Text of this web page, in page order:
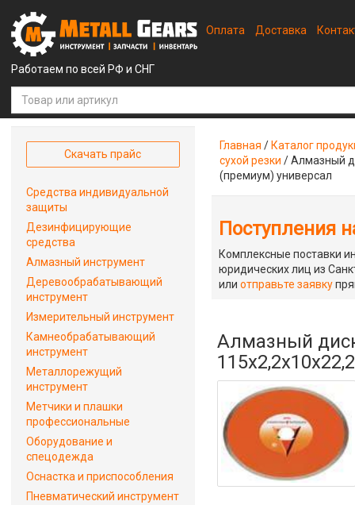
Работаем по всей РФ и СНГ
Оплата Доставка
Главная / Каталог
сухой резки /Алмазный
(премиум) универсал
Поступления
Комплексные поставки
юридических лиц из
илиотправьте заявку
Алмазный
Скачать прайс
Средства индивидуальной
защиты
Дезинфицирующие
средства
Алмазный инструмент
Деревообрабатывающий
инструмент
Измерительный инструмент
Камнеобрабатывающий
инструмент
Металлорежущий
инструмент
Метчики и плашки
профессиональные
Оборудование и
спецодежда
Оснастка и приспособления
Пневматический инструмент